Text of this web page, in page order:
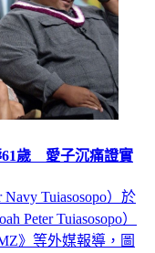
61歲 愛子沉痛證實
Tuiasosopo）於
Peter Tuiasosopo）
》等外媒報導，圖